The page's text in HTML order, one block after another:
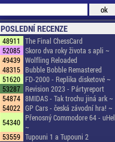
POSLEDNÍ RECENZE
48911
The Final ChessCard
52085 Skoro dva roky života s apli ~
49439 Wolfling Reloaded
48315 Bubble Bobble Remastered
51620 FD-2000 - Replika disketové ~
53287 Revision 2023 - Pártyreport
54874 8MIDAS - Tak trochu jiná ark ~
54022 GP Cars - česká závodní hra! ~
54340 Přenosný Commodore 64 - uHel
~
53559 Tupouni 1 a Tupouni 2